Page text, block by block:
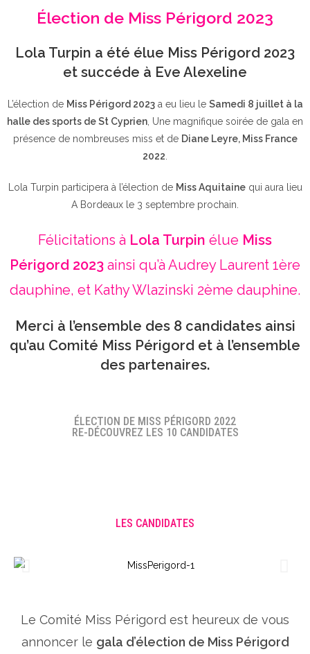
Élection de Miss Périgord 2023
Lola Turpin a été élue Miss Périgord 2023
et succéde à Eve Alexeline
L’élection de Miss Périgord 2023a eu lieu le Samedi 8 juillet à la
halle des sports de St Cyprien , Une magnifique soirée de gala en
présence de nombreuses miss et de Diane Leyre, Miss France
2022
Lola Turpin participera à l’élection de Miss Aquitainequi aura lieu
A Bordeaux le 3 septembre prochain.
Félicitations à Lola Turpin élue Miss
Périgord 2023 ainsi qu’à Audrey Laurent 1ère
dauphine, et Kathy Wlazinski 2ème dauphine.
Merci à l’ensemble des 8 candidates ainsi
qu’au Comité Miss Périgord et à l’ensemble
des partenaires.
ÉLECTION DE MISS PÉRIGORD 2022
RE-DÉCOUVREZ LES 10 CANDIDATES
LES CANDIDATES
Le Comité Miss Périgord est heureux de vous
annoncer le gala d’élection de Miss Périgord